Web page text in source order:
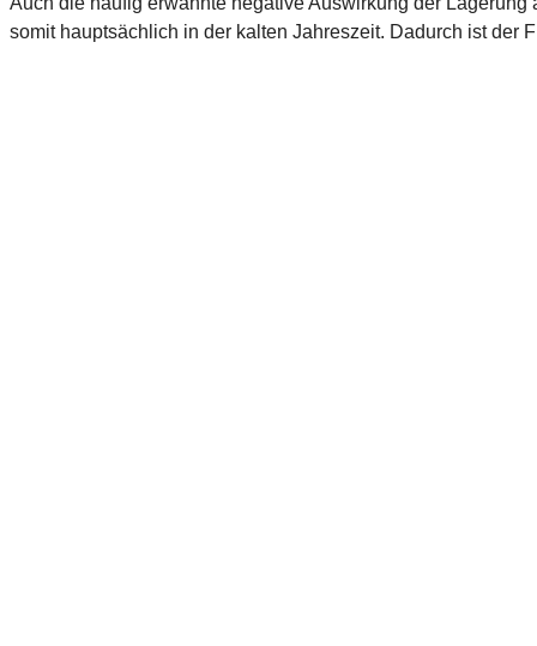
somit hauptsächlich in der kalten Jahreszeit. Dadurch ist der